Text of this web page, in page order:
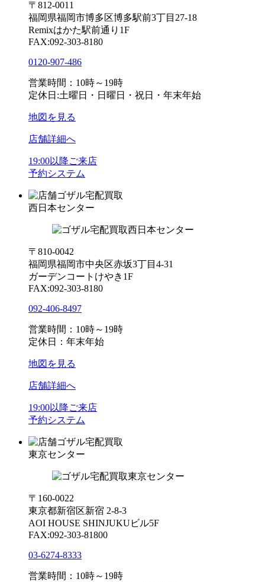
〒812-0011
福岡県福岡市博多区博多駅前3丁目27-18
Remixはかた駅前通り1F
FAX:092-303-8180
0120-907-486
営業時間：10時～19時
定休日:土曜日・日曜日・祝日・年末年始
地図を見る
店舗詳細へ
19:00以降ご来店
予約システム
ゴザル宅配買取
西日本センター
〒810-0042
福岡県福岡市中央区赤坂3丁目4-31
ガーデンコートけやき1F
FAX:092-303-8180
092-406-8497
営業時間：10時～19時
定休日：年末年始
地図を見る
店舗詳細へ
19:00以降ご来店
予約システム
ゴザル宅配買取
東京センター
〒160-0022
東京都新宿区新宿 2-8-3
AOI HOUSE SHINJUKUビル5F
FAX:092-303-81800
03-6274-8333
営業時間：10時～19時